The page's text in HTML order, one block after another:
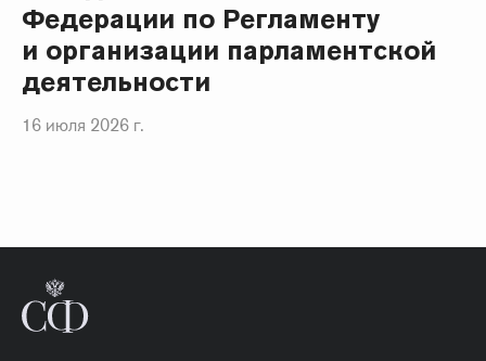
Федерации по Регламенту
и организации парламентской
деятельности
16 июля 2026 г.